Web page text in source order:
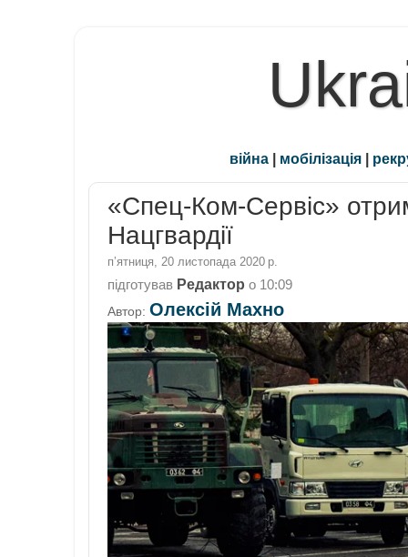
війна | мобілізація |
«Спец-Ком-Сервіс»
Нацгвардії
пʼятниця, 20 листопада 2020 р.
підготував Редактор о 10:09
Автор: Олексій Махно